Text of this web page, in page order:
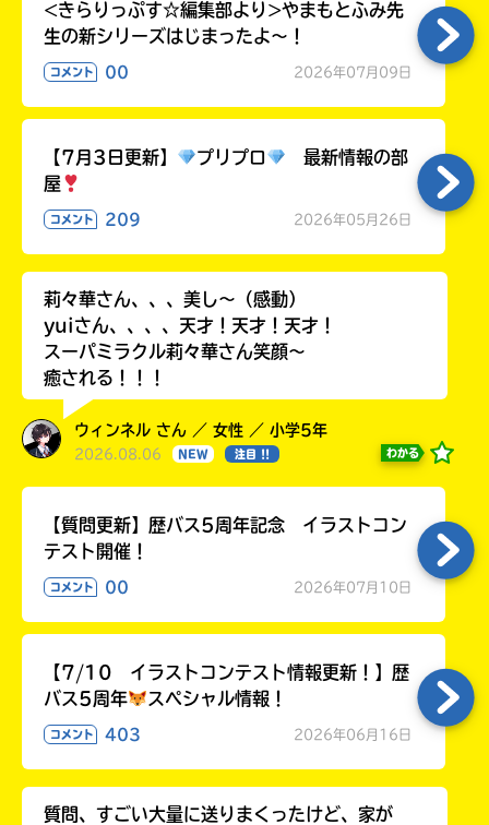
<きらりっぷす☆編集部より>やまもとふみ先
生の新シリーズはじまったよ～！
コメント 00 2026年07月09日
【7月3日更新】 プリプロ
最新情報の部
屋
コメント 209 2026年05月26日
莉々華さん、、、美し〜（感動）
yuiさん、、、、天才！天才！天才！
スーパミラクル莉々華さん笑顔〜
癒される！！！
ウィンネル さん ／ 女性 ／ 小学5年
2026.08.06 NEW 注目 !! わかる
【質問更新】歴バス5周年記念 イラストコン
テスト開催！
コメント 00 2026年07月10日
【7/10 イラストコンテスト情報更新！】歴
バス5周年
スペシャル情報！
コメント 403 2026年06月16日
質問、すごい大量に送りまくったけど、家が
て
み
る